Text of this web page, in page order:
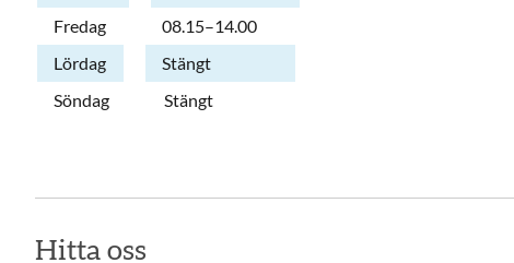
Fredag
08.15–14.00
Lördag
Stängt
Söndag
Stängt
Hitta oss